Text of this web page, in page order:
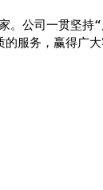
。公司一贯坚持
服务，赢得广